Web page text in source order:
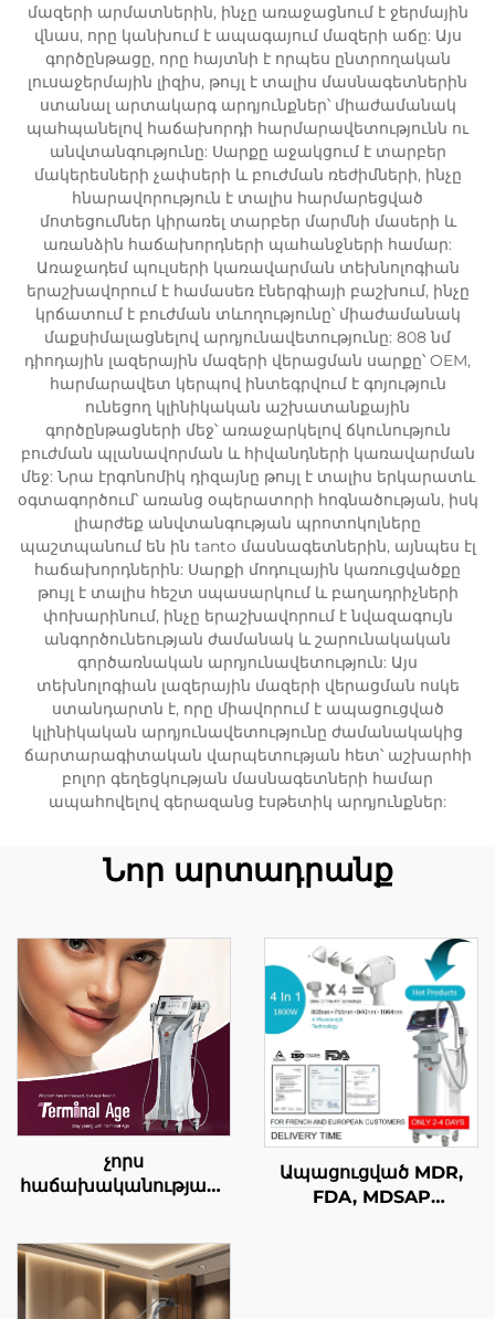
մազերի արմատներին, ինչը առաջացնում է ջերմային
վնաս, որը կանխում է ապագայում մազերի աճը: Այս
գործընթացը, որը հայտնի է որպես ընտրողական
լուսաջերմային լիզիս, թույլ է տալիս մասնագետներին
ստանալ արտակարգ արդյունքներ՝ միաժամանակ
պահպանելով հաճախորդի հարմարավետությունն ու
անվտանգությունը: Սարքը աջակցում է տարբեր
մակերեսների չափսերի և բուժման ռեժիմների, ինչը
հնարավորություն է տալիս հարմարեցված
մոտեցումներ կիրառել տարբեր մարմնի մասերի և
առանձին հաճախորդների պահանջների համար:
Առաջադեմ պուլսերի կառավարման տեխնոլոգիան
երաշխավորում է համասեռ էներգիայի բաշխում, ինչը
կրճատում է բուժման տևողությունը՝ միաժամանակ
մաքսիմալացնելով արդյունավետությունը: 808 նմ
դիոդային լազերային մազերի վերացման սարքը՝ OEM,
հարմարավետ կերպով ինտեգրվում է գոյություն
ունեցող կլինիկական աշխատանքային
գործընթացների մեջ՝ առաջարկելով ճկունություն
բուժման պլանավորման և հիվանդների կառավարման
մեջ: Նրա էրգոնոմիկ դիզայնը թույլ է տալիս երկարատև
օգտագործում՝ առանց օպերատորի հոգնածության, իսկ
լիարժեք անվտանգության պրոտոկոլները
պաշտպանում են ին tanto մասնագետներին, այնպես էլ
հաճախորդներին: Սարքի մոդուլային կառուցվածքը
թույլ է տալիս հեշտ սպասարկում և բաղադրիչների
փոխարինում, ինչը երաշխավորում է նվազագույն
անգործունեության ժամանակ և շարունակական
գործառնական արդյունավետություն: Այս
տեխնոլոգիան լազերային մազերի վերացման ոսկե
ստանդարտն է, որը միավորում է ապացուցված
կլինիկական արդյունավետությունը ժամանակակից
ճարտարագիտական վարպետության հետ՝ աշխարհի
բոլոր գեղեցկության մասնագետների համար
ապահովելով գերազանց էսթետիկ արդյունքներ:
Նոր արտադրանք
չորս
հաճախականությամբ
ձգում, մարմնի
ձևավորում,
վերջնական տարիքի
Ապացուցված MDR,
FDA, MDSAP